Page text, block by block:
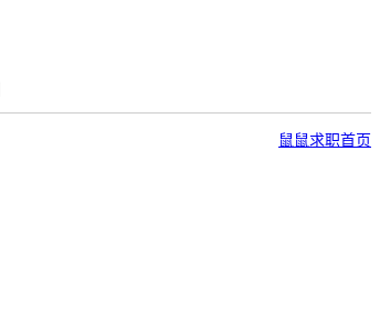
鼠鼠求职首页